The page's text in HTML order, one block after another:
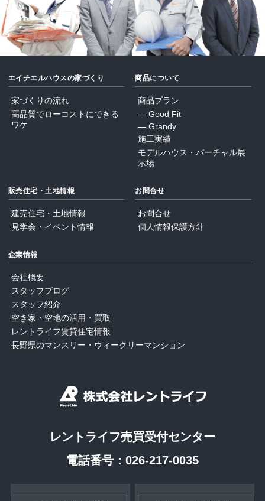
エイチエルハウスの家づくり
家づくりの流れ
高品質でローコストにできる
ワケ
商品について
商品プラン
― Good Fit
― Grandy
施工実績
モデルハウス・バーチャル展
示場
販売住宅・土地情報
建売住宅・土地情報
見学会・イベント情報
お問合せ
お問合せ
個人情報保護方針
企業情報
会社概要
スタッフブログ
スタッフ紹介
空き家・空地の活用・買取
レントライフ賃貸住宅情報
長野県のマンスリー・ウィークリーマンション
レントライフ売買受付センター
電話番号： 026-217-0035